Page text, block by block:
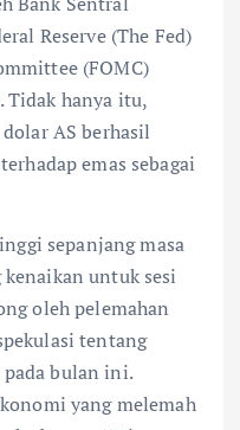
Reserve (The Fed)
(FOMC)
Tidak hanya itu,
AS berhasil
emas sebagai
sepanjang masa
kenaikan untuk sesi
oleh pelemahan
tentang
pada bulan ini.
yang melemah